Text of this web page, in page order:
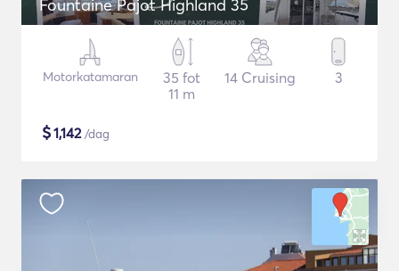
Fountaine Pajot Highland 35
Motorkatamaran
35 fot
11 m
14 Cruising 3
$1,142/dag